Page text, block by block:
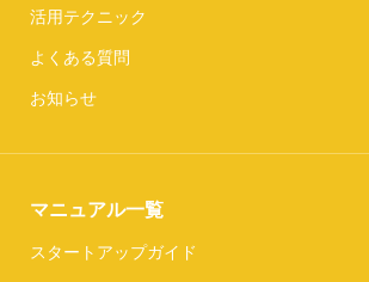
活用テクニック
よくある質問
お知らせ
マニュアル一覧
スタートアップガイド